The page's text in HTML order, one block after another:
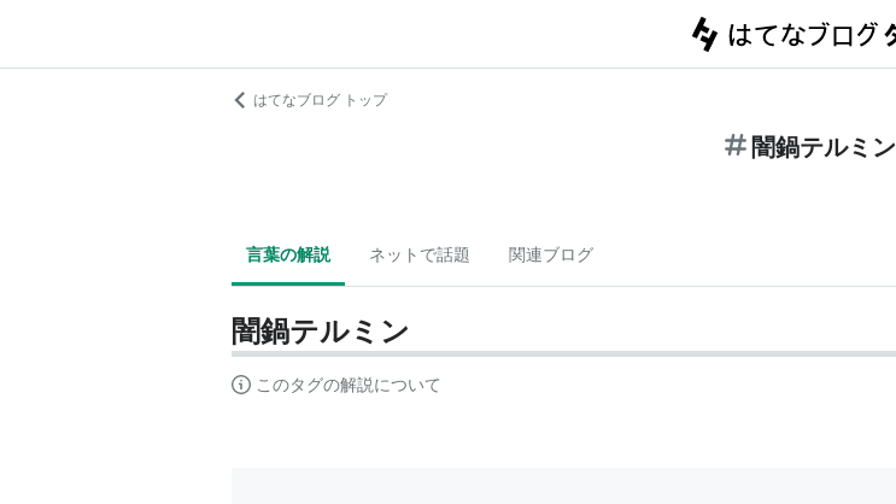
はてなブログ トップ
闇鍋テルミン
言葉の解説 ネットで話題 関連ブログ
闇鍋テルミン
このタグの解説について